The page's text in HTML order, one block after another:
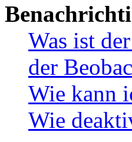
Was ist
der
Wie kann
Wie